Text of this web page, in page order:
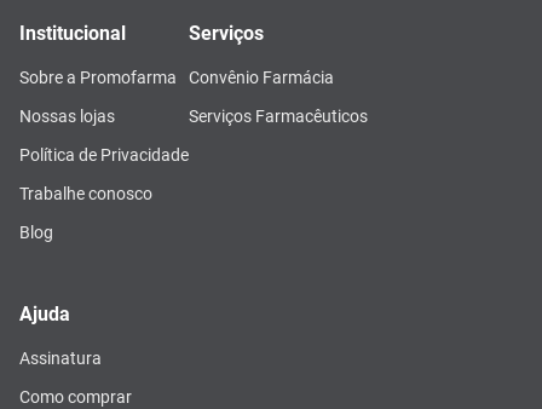
Institucional
Sobre a Promofarma
Nossas lojas
Política de Privacidade
Trabalhe conosco
Blog
Serviços
Convênio Farmácia
Serviços Farmacêuticos
Ajuda
Assinatura
Como comprar